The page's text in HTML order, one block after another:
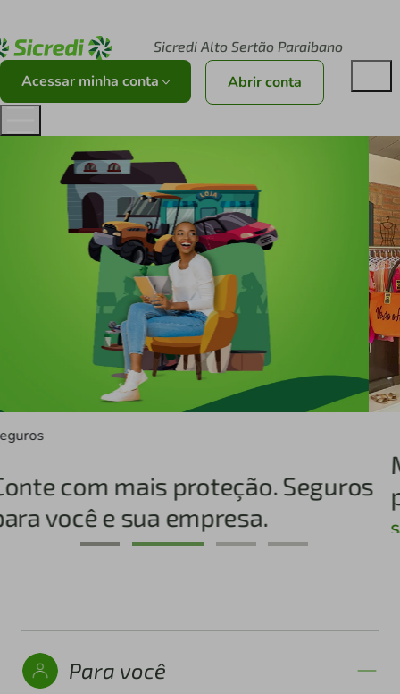
Sicredi Alto Sertão Paraibano
Acessar minha conta Abrir conta
parceira de negócio
Saiba mais
Para você